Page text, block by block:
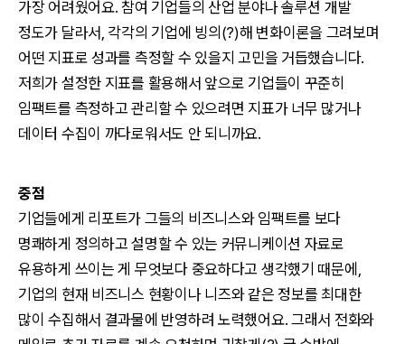
가장 어려웠어요. 참여 기업들의 산업 분야나 솔루션 개발
정도가 달라서, 각각의 기업에 빙의(?)해 변화이론을 그려보며
어떤 지표로 성과를 측정할 수 있을지 고민을 거듭했습니다.
저희가 설정한 지표를 활용해서 앞으로 기업들이 꾸준히
임팩트를 측정하고 관리할 수 있으려면 지표가 너무 많거나
데이터 수집이 까다로워서도 안 되니까요.
중점
기업들에게 리포트가 그들의 비즈니스와 임팩트를 보다
명쾌하게 정의하고 설명할 수 있는 커뮤니케이션 자료로
유용하게 쓰이는 게 무엇보다 중요하다고 생각했기 때문에,
기업의 현재 비즈니스 현황이나 니즈와 같은 정보를 최대한
많이 수집해서 결과물에 반영하려 노력했어요. 그래서 전화와